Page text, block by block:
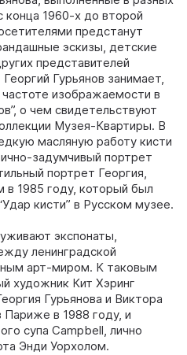
конца 1960-х до второй
предстанут
эскизы, детские
представителей
Гурьянов занимает,
изображаемости в
о чем свидетельствуют
Музея-Квартиры. В
масляную работу кисти
задумчивый портрет
портрет Георгия,
1985 году, который был
кисти” в Русском музее.
экспонаты,
ленинградской
арт-миром. К таковым
художник Кит Хэринг
Гурьянова и Виктора
Париже в 1988 году, и
супа Campbell, лично
Энди Уорхолом.